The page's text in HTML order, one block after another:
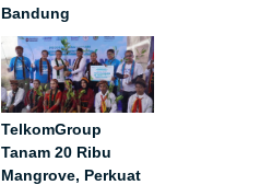
Bandung
TelkomGroup
Tanam 20 Ribu
Mangrove, Perkuat